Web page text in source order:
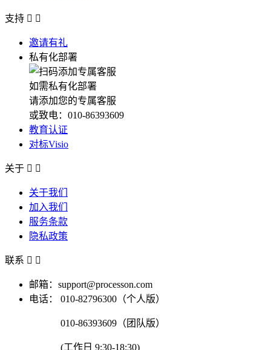
支持  
邀请有礼
私有化部署
如需私有化部署
请添加您的专属客服
或致电：010-86393609
教育认证
对标Visio
关于  
关于我们
加入我们
服务条款
隐私政策
联系  
邮箱：support@processon.com
电话：
010-82796300（个人版）
010-86393609（团队版）
(工作日 9:30-18:30)